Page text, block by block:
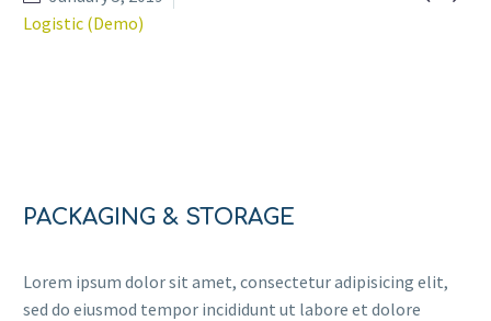
Logistic (Demo)
PACKAGING & STORAGE
Lorem ipsum dolor sit amet, consectetur adipisicing elit,
sed do eiusmod tempor incididunt ut labore et dolore